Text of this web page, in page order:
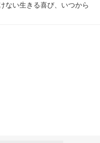
ない生きる喜び、いつから